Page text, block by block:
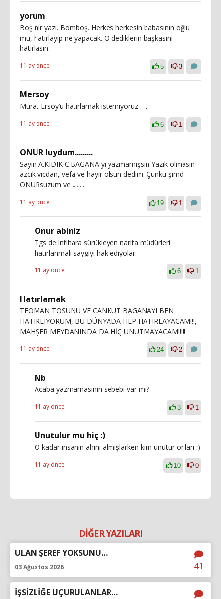
yorum
Boş nir yazı. Bomboş. Herkes herkesin babasının oğlu
mu, hatırlayıp ne yapacak. O dediklerin başkasını
hatırlasın.
11 ay önce 5 3
Mersoy
Murat Ersoy’u hatırlamak istemiyoruz ……
11 ay önce 6 1
ONUR luydum.........
Sayın A.KIDIK C.BAGANA yi yazmamışsın Yazık olmasın
azcık vicdan, vefa ve hayır olsun dedim. Çünkü şimdi
ONURsuzum ve .........
11 ay önce 19 1
Onur abiniz
Tgs de intihara sürükleyen narita müdürleri
hatırlanmalı saygıyı hak ediyolar
11 ay önce 6 1
Hatırlamak
TEOMAN TOSUNU VE CANKUT BAGANAYI BEN
HATIRLIYORUM, BU DÜNYADA HEP HATIRLAYACAM!!!,
MAHŞER MEYDANINDA DA HİÇ UNUTMAYACAM!!!!!
11 ay önce 24 2
Nb
Acaba yazmamasının sebebi var mı?
11 ay önce 3 1
Unutulur mu hiç :)
O kadar insanın ahını almışlarken kim unutur onları :)
11 ay önce 10 0
DİĞER YAZILARI
ULAN ŞEREF YOKSUNU…
03 Ağustos 2026 41
İŞSİZLİĞE UÇURULANLAR…